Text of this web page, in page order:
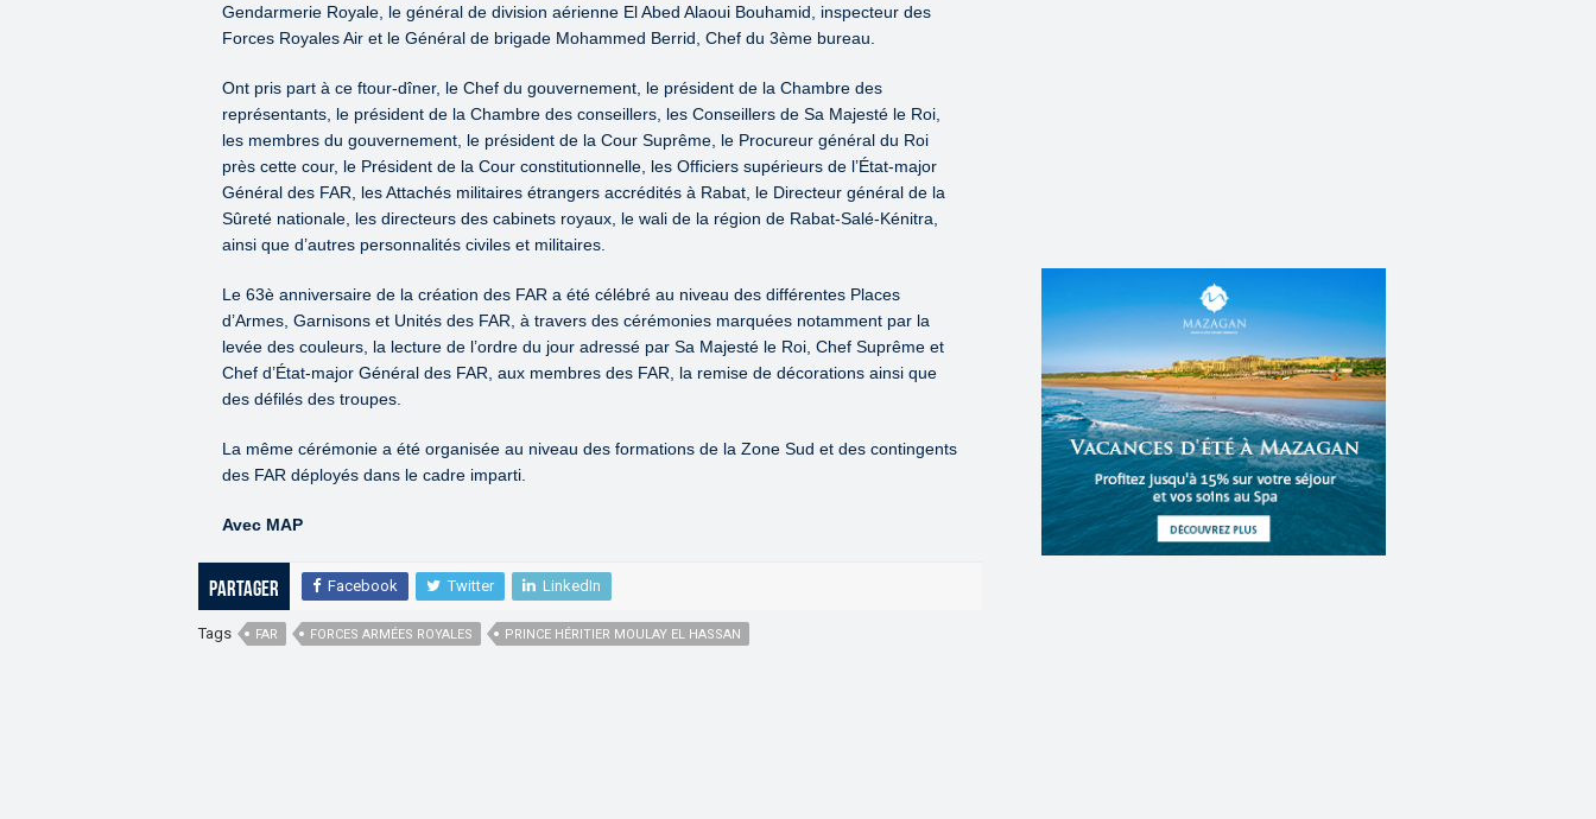
Gendarmerie Royale, le général de division aérienne El Abed Alaoui Bouhamid, inspecteur des
Forces Royales Air et le Général de brigade Mohammed Berrid, Chef du 3ème bureau.
Ont pris part à ce ftour-dîner, le Chef du gouvernement, le président de la Chambre des
représentants, le président de la Chambre des conseillers, les Conseillers de Sa Majesté le Roi,
les membres du gouvernement, le président de la Cour Suprême, le Procureur général du Roi
près cette cour, le Président de la Cour constitutionnelle, les Officiers supérieurs de l’État-major
Général des FAR, les Attachés militaires étrangers accrédités à Rabat, le Directeur général de la
Sûreté nationale, les directeurs des cabinets royaux, le wali de la région de Rabat-Salé-Kénitra,
ainsi que d’autres personnalités civiles et militaires.
Le 63è anniversaire de la création des FAR a été célébré au niveau des différentes Places
d’Armes, Garnisons et Unités des FAR, à travers des cérémonies marquées notamment par la
levée des couleurs, la lecture de l’ordre du jour adressé par Sa Majesté le Roi, Chef Suprême et
Chef d’État-major Général des FAR, aux membres des FAR, la remise de décorations ainsi que
des défilés des troupes.
La même cérémonie a été organisée au niveau des formations de la Zone Sud et des contingents
des FAR déployés dans le cadre imparti.
Avec MAP
Partager Facebook Twitter LinkedIn
Tags FAR FORCES ARMÉES ROYALES PRINCE HÉRITIER MOULAY EL HASSAN